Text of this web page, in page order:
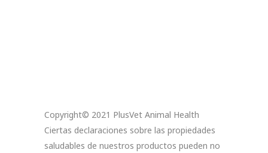
Copyright© 2021 PlusVet Animal Health
Ciertas declaraciones sobre las propiedades
saludables de nuestros productos pueden no